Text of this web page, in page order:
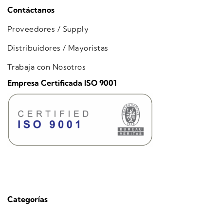
Categorías
Contáctanos
Proveedores / Supply
Distribuidores / Mayoristas
Trabaja con Nosotros
Empresa Certificada ISO 9001